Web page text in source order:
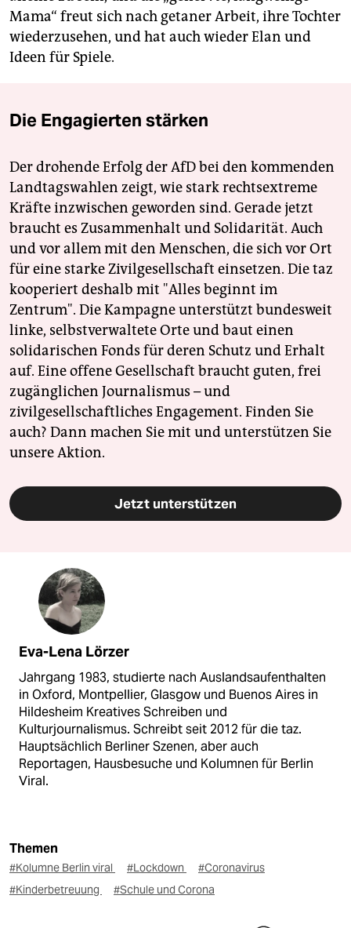
Mama“ freut sich nach getaner Arbeit, ihre Tochter
wiederzusehen, und hat auch wieder Elan und
Ideen für Spiele.
Die Engagierten stärken
Der drohende Erfolg der AfD bei den kommenden
Landtagswahlen zeigt, wie stark rechtsextreme
Kräfte inzwischen geworden sind. Gerade jetzt
braucht es Zusammenhalt und Solidarität. Auch
und vor allem mit den Menschen, die sich vor Ort
für eine starke Zivilgesellschaft einsetzen. Die taz
kooperiert deshalb mit "Alles beginnt im
Zentrum". Die Kampagne unterstützt bundesweit
linke, selbstverwaltete Orte und baut einen
solidarischen Fonds für deren Schutz und Erhalt
auf. Eine offene Gesellschaft braucht guten, frei
zugänglichen Journalismus – und
zivilgesellschaftliches Engagement. Finden Sie
auch? Dann machen Sie mit und unterstützen Sie
unsere Aktion.
Jetzt unterstützen
Eva-Lena Lörzer
Jahrgang 1983, studierte nach Auslandsaufenthalten
in Oxford, Montpellier, Glasgow und Buenos Aires in
Hildesheim Kreatives Schreiben und
Kulturjournalismus. Schreibt seit 2012 für die taz.
Hauptsächlich Berliner Szenen, aber auch
Reportagen, Hausbesuche und Kolumnen für Berlin
Viral.
Themen
#Kolumne Berlin viral #Lockdown
#Coronavirus
#Kinderbetreuung
#Schule und Corona